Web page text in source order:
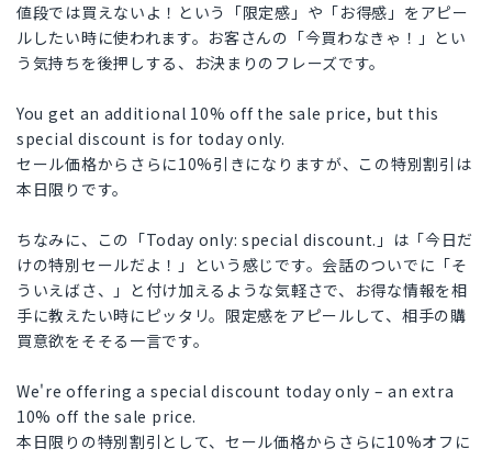
値段では買えないよ！という「限定感」や「お得感」をアピー
ルしたい時に使われます。お客さんの「今買わなきゃ！」とい
う気持ちを後押しする、お決まりのフレーズです。
You get an additional 10% off the sale price, but this
special discount is for today only.
セール価格からさらに10%引きになりますが、この特別割引は
本日限りです。
ちなみに、この「Today only: special discount.」は「今日だ
けの特別セールだよ！」という感じです。会話のついでに「そ
ういえばさ、」と付け加えるような気軽さで、お得な情報を相
手に教えたい時にピッタリ。限定感をアピールして、相手の購
買意欲をそそる一言です。
We're offering a special discount today only – an extra
10% off the sale price.
本日限りの特別割引として、セール価格からさらに10%オフに